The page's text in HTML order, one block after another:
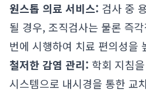
원스톱 의료 서비스: 검사 중
될 경우, 조직검사는 물론 즉
번에 시행하여 치료 편의성을
철저한 감염 관리: 학회 지침
시스템으로 내시경을 통한 교